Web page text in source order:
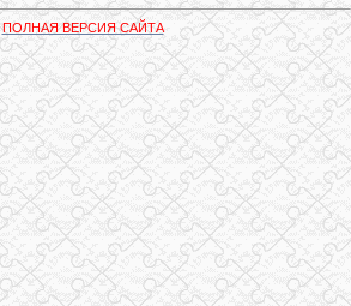
ПОЛНАЯ ВЕРСИЯ САЙТА